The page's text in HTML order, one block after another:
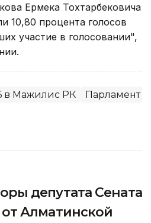
Ермека Тохтарбековича
10,80 процента голосов
участие в голосовании",
в Мажилис РК Парламент
депутата Сената
Алматинской